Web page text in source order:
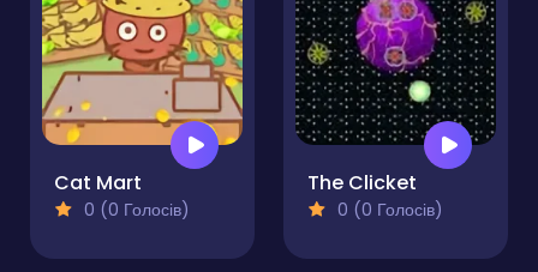
Cat Mart
0 (0 Голосів)
The Clicket
0 (0 Голосів)